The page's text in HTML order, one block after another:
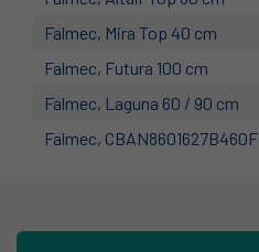
Falmec, Mira Top 40 cm
Falmec, Futura 100 cm
Falmec, Laguna 60 / 90 cm
Falmec, CBAN8601627B460F